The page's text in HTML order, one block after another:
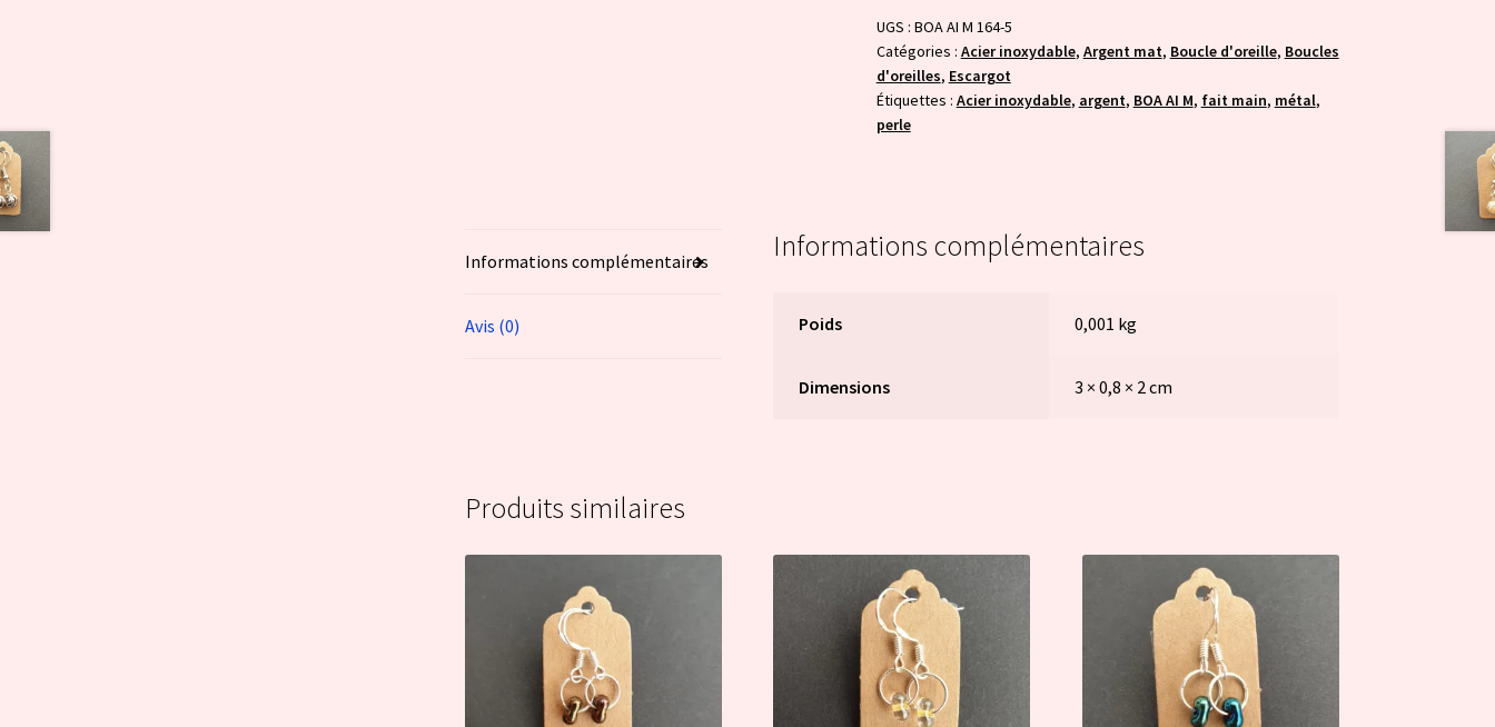
clair
UGS : BOA AI M 164-5
Catégories : Acier inoxydable, Argent mat, Boucle d'oreille, Boucles
d'oreilles, Escargot
Étiquettes : Acier inoxydable, argent, BOA AI M, fait main, métal,
perle
Informations complémentaires
Avis (0)
Informations complémentaires
Poids 0,001 kg
Dimensions 3 × 0,8 × 2 cm
Produits similaires